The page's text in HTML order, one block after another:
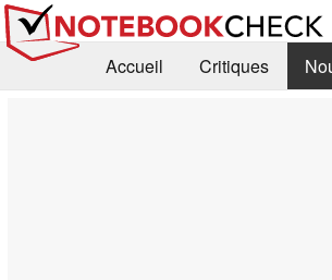
Accueil Critiques